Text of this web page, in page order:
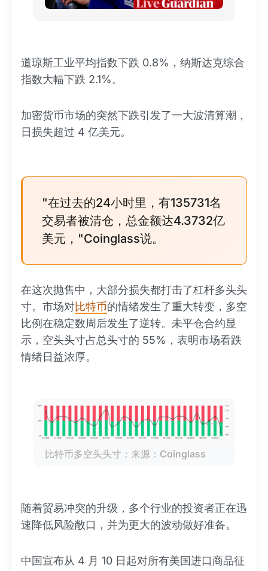
道琼斯工业平均指数下跌 0.8%，纳斯达克综合
指数大幅下跌 2.1%。
加密货币市场的突然下跌引发了一大波清算潮，
日损失超过 4 亿美元。
"在过去的24小时里，有135731名
交易者被清仓，总金额达4.3732亿
美元，"Coinglass说。
在这次抛售中，大部分损失都打击了杠杆多头头
寸。市场对比特币的情绪发生了重大转变，多空
比例在稳定数周后发生了逆转。未平仓合约显
示，空头头寸占总头寸的 55%，表明市场看跌
情绪日益浓厚。
比特币多空头头寸：来源：Coinglass
随着贸易冲突的升级，多个行业的投资者正在迅
速降低风险敞口，并为更大的波动做好准备。
中国宣布从 4 月 10 日起对所有美国进口商品征